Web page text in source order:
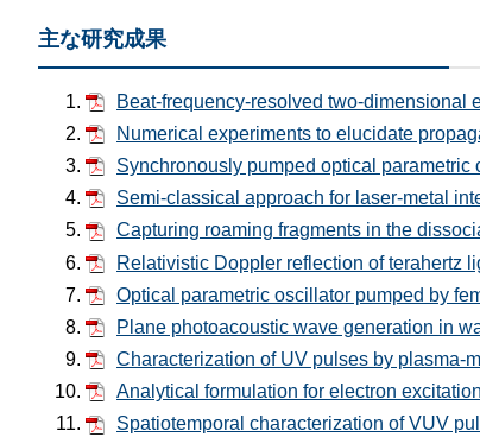
主な研究成果
Beat-frequency-resolved two-dimensional
Numerical experiments to elucidate
Synchronously pumped optical
Semi-classical approach for laser-metal
Capturing roaming fragments in the
Relativistic Doppler reflection of terahertz
Optical parametric oscillator pumped by
Plane photoacoustic wave generation in
Characterization of UV pulses by plasma-
Analytical formulation for electron
Spatiotemporal characterization of VUV